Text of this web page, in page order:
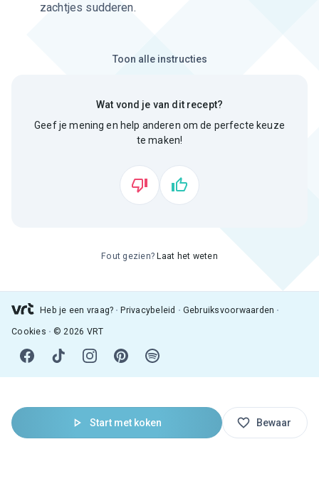
Start met koken Bewaar
zachtjes sudderen.
Toon alle instructies
Wat vond je van dit recept?
Geef je mening en help anderen om de perfecte keuze
te maken!
Fout gezien? Laat het weten
Heb je een vraag? Privacybeleid Gebruiksvoorwaarden
Cookies © 2026 VRT